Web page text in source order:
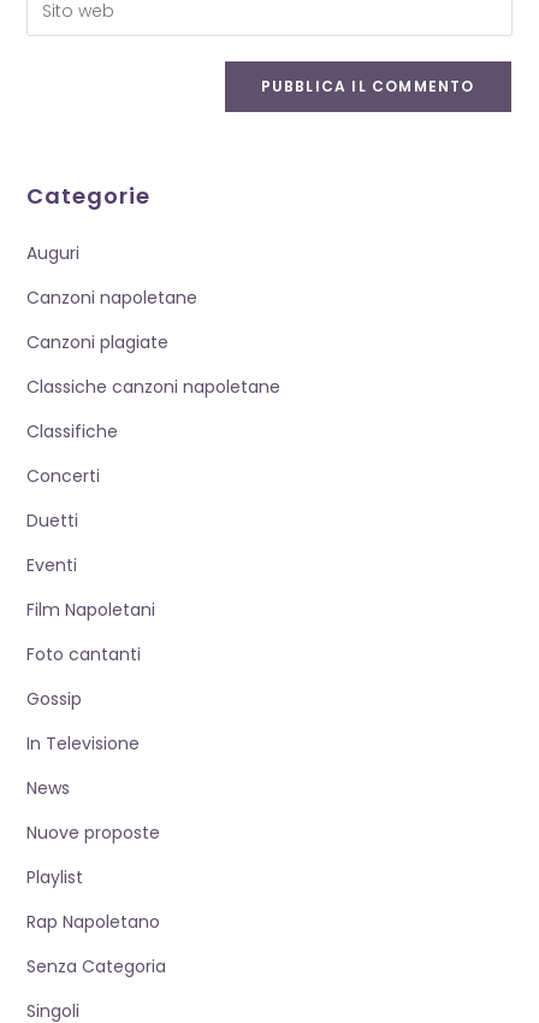
nome
utente
indirizzo
l'URL
Categorie
Auguri
Canzoni napoletane
Canzoni plagiate
Classiche canzoni napoletane
Classifiche
Concerti
Duetti
Eventi
Film Napoletani
Foto cantanti
Gossip
In Televisione
News
Nuove proposte
Playlist
Rap Napoletano
Senza Categoria
Singoli